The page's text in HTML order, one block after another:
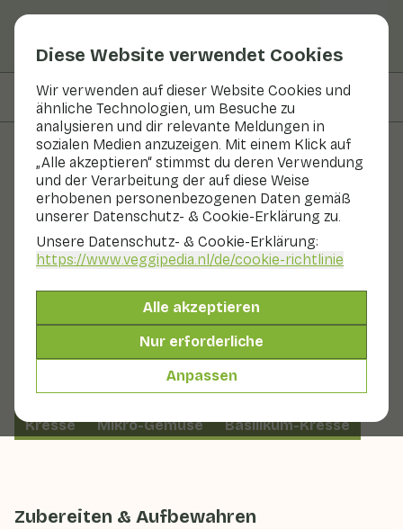
Diese Website verwendet Cookies
Wir verwenden auf dieser Website Cookies und
ähnliche Technologien, um Besuche zu
analysieren und dir relevante Meldungen in
sozialen Medien anzuzeigen. Mit einem Klick auf
„Alle akzeptieren“ stimmst du deren Verwendung
und der Verarbeitung der auf diese Weise
erhobenen personenbezogenen Daten gemäß
unserer Datenschutz- & Cookie-Erklärung zu.
Unsere Datenschutz- & Cookie-Erklärung:
https://www.veggipedia.nl/de/cookie-richtlinie
Alle akzeptieren
Nur erforderliche
Anpassen
Auf dieser Seite Informationen
Obst und Gemüse
Basilikum-Kresse
In Saison Gemüse Kühl und dunkel
einer milden Nelkennote. Durch die jungen Blätter kann
die Kresse ganz verwendet werden. Basilikum ist ein
weltweit verwendetes Kraut. Die meisten verbinden es
mit der italienischen und mediterranen Küche. Dass
Basilikum auch in der indonesischen und thailändischen
Küche verwendet wird, ist weniger bekannt.
Kresse
Mikro-Gemüse Basilikum-Kresse
Zubereiten & Aufbewahren